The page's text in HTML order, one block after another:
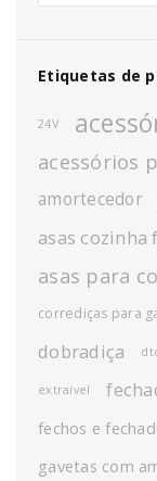
Etiquetas de
24V
acessórios
amortecedor
asas
asas para
corrediças para
dobradiça
extraível
fechos e
gavetas com